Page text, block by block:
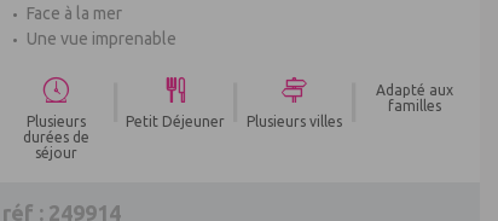
Face à la mer
Une vue imprenable
Plusieurs
durées de
séjour
Petit Déjeuner Plusieurs villes
Adapté aux
familles
réf : 249914